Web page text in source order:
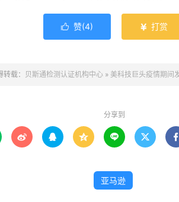
 赞(4)  打赏
载： 贝斯通检测认证机构中心» 美科技巨头疫情期间
分享到
     
亚马逊